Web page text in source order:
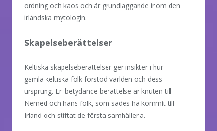
ordning och kaos och är grundläggande inom den
irländska mytologin.
Skapelseberättelser
Keltiska skapelseberättelser ger insikter i hur
gamla keltiska folk förstod världen och dess
ursprung. En betydande berättelse är knuten till
Nemed och hans folk, som sades ha kommit till
Irland och stiftat de första samhällena.